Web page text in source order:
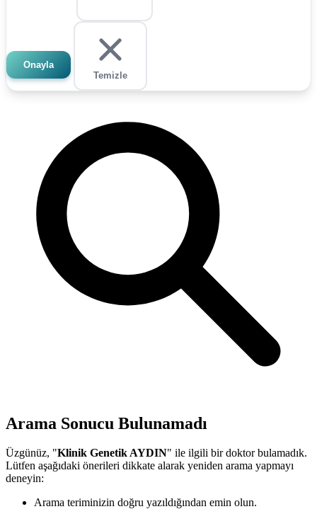
Onayla
Temizle
Arama Sonucu Bulunamadı
Üzgünüz, "Klinik Genetik AYDIN" ile ilgili bir doktor bulamadık.
Lütfen aşağıdaki önerileri dikkate alarak yeniden arama yapmayı
deneyin:
Arama teriminizin doğru yazıldığından emin olun.